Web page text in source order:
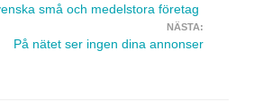
små och medelstora företag
NÄSTA:
På nätet ser ingen dina annonser